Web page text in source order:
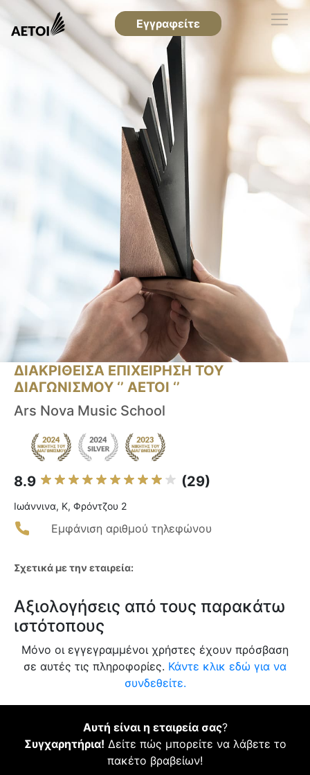
Εγγραφείτε
ΔΙΑΚΡΙΘΕΙΣΑ ΕΠΙΧΕΙΡΗΣΗ ΤΟΥ
ΔΙΑΓΩΝΙΣΜΟΥ ‘’ ΑΕΤΟΙ ‘’
Ars Nova Music School
8.9 (29)
Ιωάννινα, Κ, Φρόντζου 2
Εμφάνιση αριθμού τηλεφώνου
Σχετικά με την εταιρεία:
Αξιολογήσεις από τους παρακάτω
ιστότοπους
Μόνο οι εγγεγραμμένοι χρήστες έχουν πρόσβαση
σε αυτές τις πληροφορίες. Κάντε κλικ εδώ για να
συνδεθείτε.
Αυτή είναι η εταιρεία σας?
Συγχαρητήρια! Δείτε πώς μπορείτε να λάβετε το
πακέτο βραβείων!